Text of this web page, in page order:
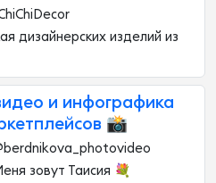
дизайнерских изделий из
и инфографика
📸
зовут Таисия 💐